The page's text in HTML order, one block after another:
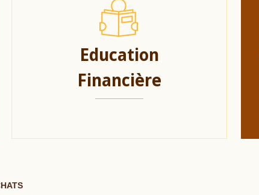
Education
Financière